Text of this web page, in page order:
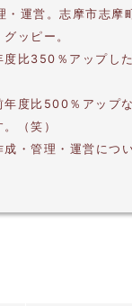
運営。志摩市志摩
ッピー。
比350％アップし
年度比500％アップ
（笑）
・管理・運営につ